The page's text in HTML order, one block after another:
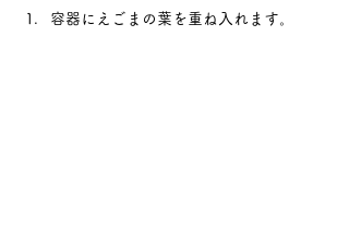
容器にえごまの葉を重ね入れます。